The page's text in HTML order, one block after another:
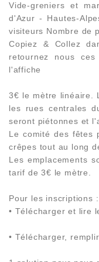
Vide-greniers et
d'Azur - Hautes-
visiteurs Nombre de
Copiez & Collez
retournez nous
l'affiche
3€ le mètre linéaire.
les rues centrales
seront piétonnes et
Le comité des fêtes
crêpes tout au long
Les emplacements
tarif de 3€ le mètre.
Pour les inscriptions :
• Télécharger et lire
• Télécharger,